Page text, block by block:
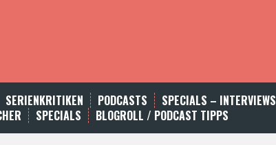
SERIENKRITIKEN PODCASTS SPECIALS – INTERVIEWS
SPECIALS BLOGROLL / PODCAST TIPPS